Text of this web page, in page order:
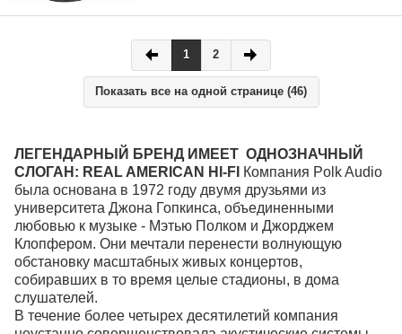
1 2
Показать все на одной странице (46)
ЛЕГЕНДАРНЫЙ БРЕНД ИМЕЕТ ОДНОЗНАЧНЫЙ
СЛОГАН: REAL AMERICAN HI-FI Компания Polk Audio
была основана в 1972 году двумя друзьями из
университета Джона Гопкинса, объединенными
любовью к музыке - Мэтью Полком и Джорджем
Клопфером. Они мечтали перенести волнующую
обстановку масштабных живых концертов,
собиравших в то время целые стадионы, в дома
слушателей.
В течение более четырех десятилетий компания